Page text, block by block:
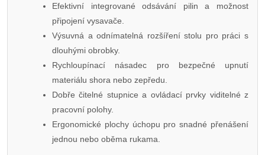
Efektivní integrované odsávání pilin a možnost
připojení vysavače.
Výsuvná a odnímatelná rozšíření stolu pro práci s
dlouhými obrobky.
Rychloupínací násadec pro bezpečné upnutí
materiálu shora nebo zepředu.
Dobře čitelné stupnice a ovládací prvky viditelné z
pracovní polohy.
Ergonomické plochy úchopu pro snadné přenášení
jednou nebo oběma rukama.